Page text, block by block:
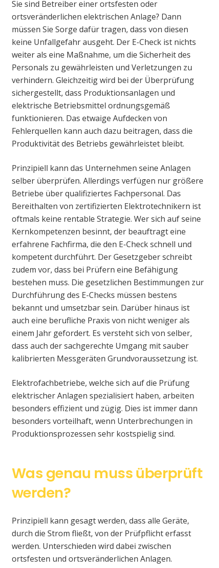
Sie sind Betreiber einer ortsfesten oder
ortsveränderlichen elektrischen Anlage? Dann
müssen Sie Sorge dafür tragen, dass von diesen
keine Unfallgefahr ausgeht. Der E-Check ist nichts
weiter als eine Maßnahme, um die Sicherheit des
Personals zu gewährleisten und Verletzungen zu
verhindern. Gleichzeitig wird bei der Überprüfung
sichergestellt, dass Produktionsanlagen und
elektrische Betriebsmittel ordnungsgemäß
funktionieren. Das etwaige Aufdecken von
Fehlerquellen kann auch dazu beitragen, dass die
Produktivität des Betriebs gewährleistet bleibt.
Prinzipiell kann das Unternehmen seine Anlagen
selber überprüfen. Allerdings verfügen nur größere
Betriebe über qualifiziertes Fachpersonal. Das
Bereithalten von zertifizierten Elektrotechnikern ist
oftmals keine rentable Strategie. Wer sich auf seine
Kernkompetenzen besinnt, der beauftragt eine
erfahrene Fachfirma, die den E-Check schnell und
kompetent durchführt. Der Gesetzgeber schreibt
zudem vor, dass bei Prüfern eine Befähigung
bestehen muss. Die gesetzlichen Bestimmungen zur
Durchführung des E-Checks müssen bestens
bekannt und umsetzbar sein. Darüber hinaus ist
auch eine berufliche Praxis von nicht weniger als
einem Jahr gefordert. Es versteht sich von selber,
dass auch der sachgerechte Umgang mit sauber
kalibrierten Messgeräten Grundvoraussetzung ist.
Elektrofachbetriebe, welche sich auf die Prüfung
elektrischer Anlagen spezialisiert haben, arbeiten
besonders effizient und zügig. Dies ist immer dann
besonders vorteilhaft, wenn Unterbrechungen in
Produktionsprozessen sehr kostspielig sind.
Was genau muss überprüft
werden?
Prinzipiell kann gesagt werden, dass alle Geräte,
durch die Strom fließt, von der Prüfpflicht erfasst
werden. Unterschieden wird dabei zwischen
ortsfesten und ortsveränderlichen Anlagen.